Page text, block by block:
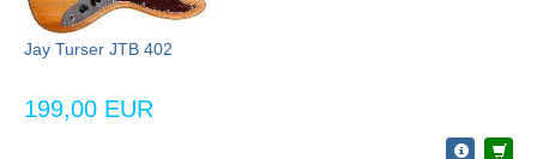
Jay Turser JTB 402
199,00 EUR